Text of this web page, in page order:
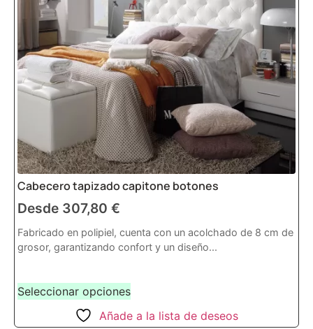
Cabecero tapizado capitone botones
Desde 307,80 €
Fabricado en polipiel, cuenta con un acolchado de 8 cm de
grosor, garantizando confort y un diseño...
Seleccionar opciones
Añade a la lista de deseos